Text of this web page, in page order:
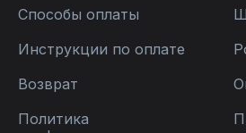
Способы оплаты
Инструкции по оплате
Возврат
Политика